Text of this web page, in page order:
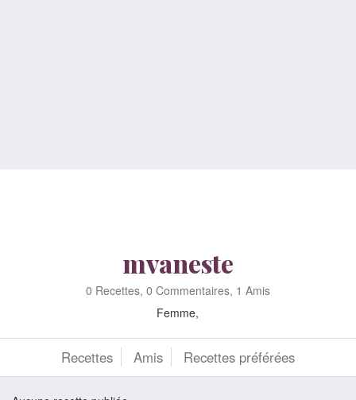
mvaneste
0 Recettes, 0 Commentaires, 1 Amis
Femme,
Recettes Amis Recettes préférées